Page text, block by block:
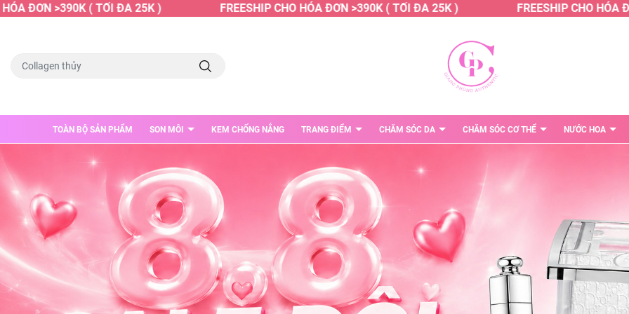
>390K ( TỐI ĐA 25K ) FREESHIP CHO HÓA ĐƠN >390K ( TỐI ĐA 25K ) FREESHIP CHO HÓA ĐƠN
TOÀN BỘ SẢN PHẨM SON MÔI KEM CHỐNG NẮNG TRANG ĐIỂM CHĂM SÓC DA CHĂM SÓC CƠ THỂ NƯỚC HOA